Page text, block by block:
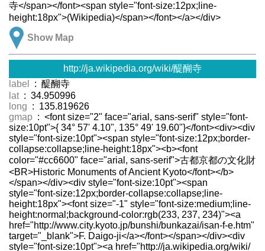
寺</span></font><span style="font-size:12px;line-
height:18px">(Wikipedia)</span></font></a></div>
Show Map
http://ja.wikipedia.org/wiki/醍醐寺
label
: 醍醐寺
lat : 34.950996
long : 135.819626
gmap : <font size="2" face="arial, sans-serif" style="font-
size:10pt">{ 34° 57' 4.10", 135° 49' 19.60"}</font><div><div
style="font-size:10pt"><span style="font-size:12px;border-
collapse:collapse;line-height:18px"><b><font
color="#cc6600" face="arial, sans-serif">古都京都の文化財
<BR>Historic Monuments of Ancient Kyoto</font></b>
</span></div><div style="font-size:10pt"><span
style="font-size:12px;border-collapse:collapse;line-
height:18px"><font size="-1" style="font-size:medium;line-
height:normal;background-color:rgb(233, 237, 234)"><a
href="http://www.city.kyoto.jp/bunshi/bunkazai/isan-f-e.htm"
target="_blank">F. Daigo-ji</a></font></span></div><div
style="font-size:10pt"><a href="http://ja.wikipedia.org/wiki/